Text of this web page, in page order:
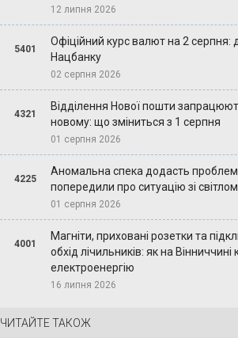
12 липня 2026
5401
Офіційний курс валют на 2 серпня:
Нацбанку
02 серпня 2026
4321
Відділення Нової пошти
новому: що зміниться з 1 серпня
01 серпня 2026
4225
Аномальна спека додасть проблем:
попередили про ситуацію зі світлом
01 серпня 2026
4001
Магніти, приховані розетки та
обхід лічильників: як на Вінниччині
електроенергію
16 липня 2026
ЧИТАЙТЕ ТАКОЖ